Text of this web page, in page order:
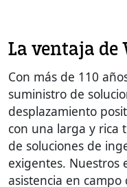
La ventaja
Con más de 110
suministro de
desplazamiento
con una larga y rica
de soluciones de
exigentes. Nuestros
asistencia en